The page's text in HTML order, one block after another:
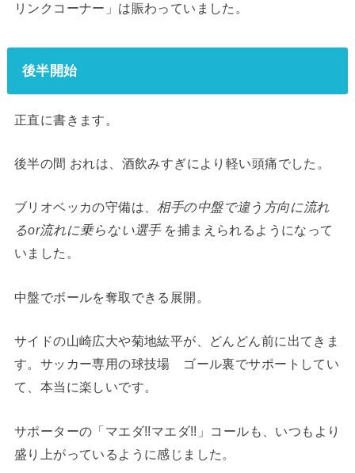
リンクコーナー」は賑わっていました。
後半開始
正直に書きます。
後半の間 おれは、酒飲みすぎにより軽い頭痛でした。
ブリオベッカの守備は、相手の中盤で違う方向に流れ
るor流れに乗らない選手を捕まえられるようになって
いました。
中盤でボールを奪取できる展開。
サイドの山崎広大や菊地紘平が、どんどん前に出てきま
す。サッカー専用の球技場 ゴール裏でサポートしてい
て、本当に楽しいです。
サポーターの「マエダ!!マエダ!!」コールも、いつもより
盛り上がっているように感じました。